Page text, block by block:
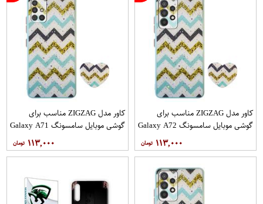
کاور مدل ZIGZAG مناسب برای
گوشی موبایل سامسونگ Galaxy A72
۱۱۳,۰۰۰
کاور مدل ZIGZAG مناسب برای
گوشی موبایل سامسونگ Galaxy A71
۱۱۳,۰۰۰